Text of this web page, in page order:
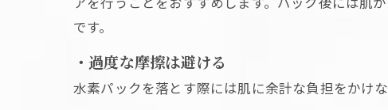
です。
・過度な摩擦は避ける
水素パックを落とす際には肌に余計な負担をかけ